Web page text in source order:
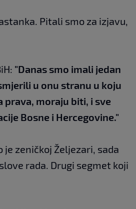
Pitali smo za izjavu,
"Danas smo imali jedan
u onu stranu u koju
prava, moraju biti, i sve
Bosne i Hercegovine."
je zeničkoj Željezari, sada
rada. Drugi segmet koji